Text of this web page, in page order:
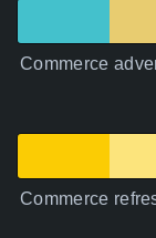
Commerce
Commerce